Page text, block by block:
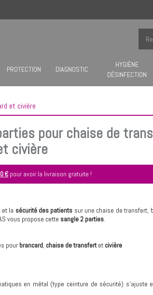
PROTECTION DIAGNOSTIC
HYGIÈNE
DÉSINFECTION
et civière
pour chaise de
civière
€ pour avoir la livraison gratuite !
et la sécurité des patients sur une chaise de transfert,
vous propose cette sangle 2 parties.
pour brancard chaise de transfertet civière
en métal (type ceinture de sécurité) s'ajuste